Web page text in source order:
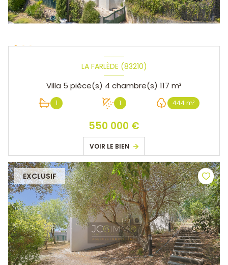
LA FARLÈDE (83210)
Villa 5 pièce(s) 4 chambre(s) 117 m²
1 1 444 m²
550 000 €
VOIR LE BIEN
EXCLUSIF